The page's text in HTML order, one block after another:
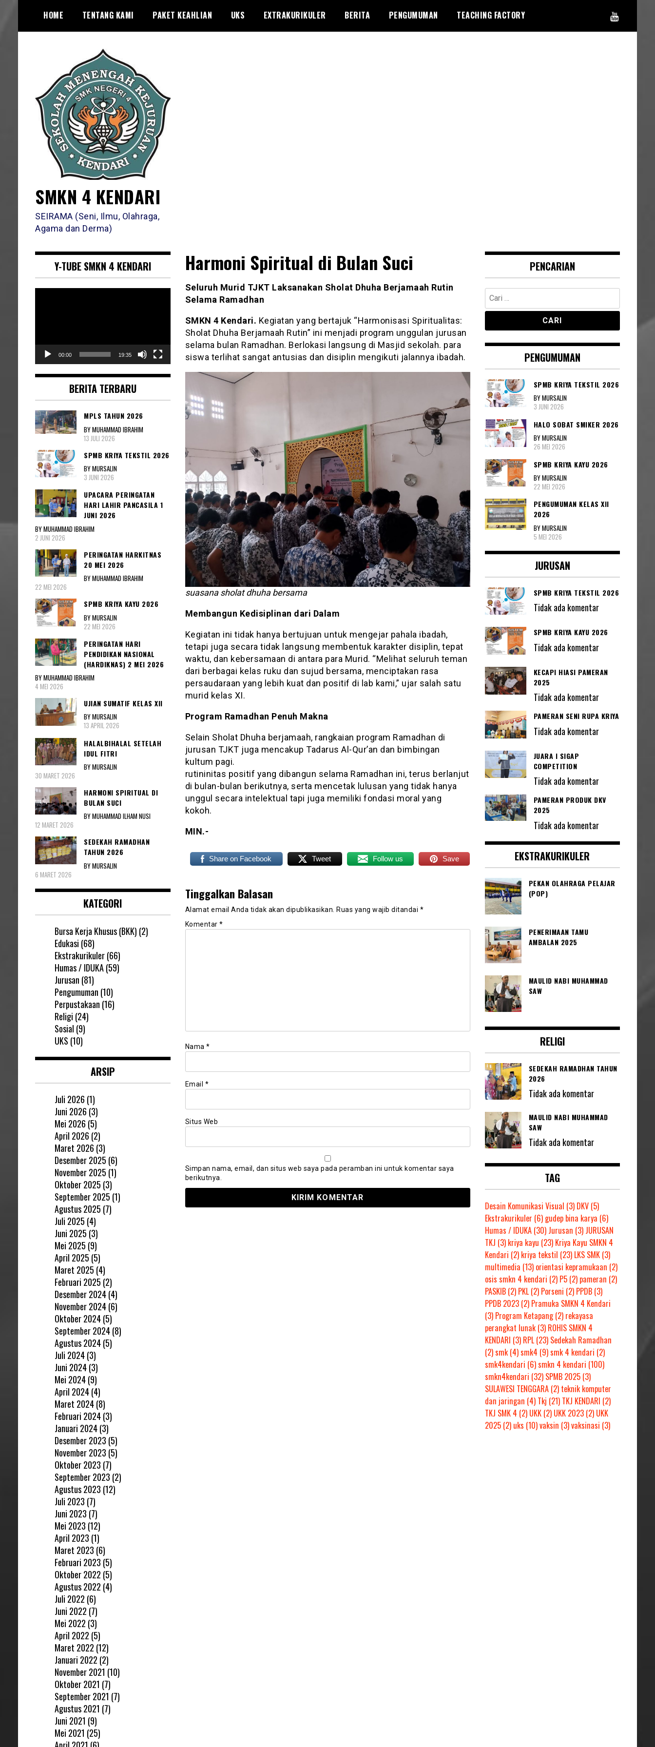
content
HOME TENTANG KAMI PAKET KEAHLIAN UKS EXTRAKURIKULER BERITA PENGUMUMAN TEACHING FACTORY
SMKN 4 KENDARI
SEIRAMA (Seni, Ilmu, Olahraga,
Agama dan Derma)
Harmoni Spiritual di Bulan Suci
Seluruh Murid TJKT Laksanakan Sholat Dhuha Berjamaah Rutin
Selama Ramadhan
SMKN 4 Kendari. Kegiatan yang bertajuk “Harmonisasi Spiritualitas:
Sholat Dhuha Berjamaah Rutin” ini menjadi program unggulan jurusan
selama bulan Ramadhan. Berlokasi langsung di Masjid sekolah. para
siswa terlihat sangat antusias dan disiplin mengikuti jalannya ibadah.
suasana sholat dhuha bersama
Membangun Kedisiplinan dari Dalam
Kegiatan ini tidak hanya bertujuan untuk mengejar pahala ibadah,
tetapi juga secara tidak langsung membentuk karakter disiplin, tepat
waktu, dan kebersamaan di antara para Murid. “Melihat seluruh teman
dari berbagai kelas ruku dan sujud bersama, menciptakan rasa
persaudaraan yang lebih kuat dan positif di lab kami,” ujar salah satu
murid kelas XI.
Program Ramadhan Penuh Makna
Selain Sholat Dhuha berjamaah, rangkaian program Ramadhan di
jurusan TJKT juga mencakup Tadarus Al-Qur’an dan bimbingan
kultum pagi.
rutininitas positif yang dibangun selama Ramadhan ini, terus berlanjut
di bulan-bulan berikutnya, serta mencetak lulusan yang tidak hanya
unggul secara intelektual tapi juga memiliki fondasi moral yang
kokoh.
MIN.-
Share on Facebook Tweet Follow us Save
Tinggalkan Balasan
Alamat email Anda tidak akan dipublikasikan. Ruas yang wajib ditandai *
Komentar *
Nama *
Email *
Situs Web
Simpan nama, email, dan situs web saya pada peramban ini untuk komentar saya
berikutnya.
Y-TUBE SMKN 4 KENDARI
00:00 19:35
BERITA TERBARU
MPLS TAHUN 2026
BY MUHAMMAD IBRAHIM
13 JULI 2026
SPMB KRIYA TEKSTIL 2026
BY MURSALIN
3 JUNI 2026
UPACARA PERINGATAN
HARI LAHIR PANCASILA 1
JUNI 2026
BY MUHAMMAD IBRAHIM
2 JUNI 2026
PERINGATAN HARKITNAS
20 MEI 2026
BY MUHAMMAD IBRAHIM
22 MEI 2026
SPMB KRIYA KAYU 2026
BY MURSALIN
22 MEI 2026
PERINGATAN HARI
PENDIDIKAN NASIONAL
(HARDIKNAS) 2 MEI 2026
BY MUHAMMAD IBRAHIM
4 MEI 2026
UJIAN SUMATIF KELAS XII
BY MURSALIN
13 APRIL 2026
HALALBIHALAL SETELAH
IDUL FITRI
BY MURSALIN
30 MARET 2026
HARMONI SPIRITUAL DI
BULAN SUCI
BY MUHAMMAD ILHAM NUSI
12 MARET 2026
SEDEKAH RAMADHAN
TAHUN 2026
BY MURSALIN
6 MARET 2026
KATEGORI
Bursa Kerja Khusus (BKK) (2)
Edukasi (68)
Ekstrakurikuler(66)
Humas / IDUKA(59)
Jurusan (81)
Pengumuman (10)
Perpustakaan (16)
Religi (24)
Sosial (9)
UKS (10)
ARSIP
Juli 2026 (1)
Juni 2026 (3)
Mei 2026 (5)
April 2026 (2)
Maret 2026 (3)
Desember 2025 (6)
November 2025 (1)
Oktober 2025 (3)
September 2025 (1)
Agustus 2025 (7)
Juli 2025 (4)
Juni 2025 (3)
Mei 2025 (9)
April 2025 (5)
Maret 2025 (4)
Februari 2025 (2)
Desember 2024(4)
November 2024(6)
Oktober 2024(5)
September 2024(8)
Agustus 2024(5)
Juli 2024(3)
Juni 2024(3)
Mei 2024(9)
April 2024(4)
Maret 2024(8)
Februari 2024(3)
Januari 2024(3)
Desember 2023 (5)
November 2023 (5)
Oktober 2023 (7)
September 2023 (2)
Agustus 2023 (12)
Juli 2023 (7)
Juni 2023 (7)
Mei 2023 (12)
April 2023 (1)
Maret 2023 (6)
Februari 2023 (5)
Oktober 2022 (5)
Agustus 2022 (4)
Juli 2022 (6)
Juni 2022 (7)
Mei 2022 (3)
April 2022 (5)
Maret 2022 (12)
Januari 2022 (2)
November 2021 (10)
Oktober 2021 (7)
September 2021 (7)
Agustus 2021 (7)
Juni 2021 (9)
Mei 2021 (25)
PENCARIAN
Cari
untuk:
PENGUMUMAN
SPMB KRIYA TEKSTIL 2026
BY MURSALIN
3 JUNI 2026
HALO SOBAT SMIKER 2026
BY MURSALIN
26 MEI 2026
SPMB KRIYA KAYU 2026
BY MURSALIN
22 MEI 2026
PENGUMUMAN KELAS XII
2026
BY MURSALIN
5 MEI 2026
JURUSAN
SPMB KRIYA TEKSTIL 2026
Tidak ada komentar
SPMB KRIYA KAYU 2026
Tidak ada komentar
KECAPI HIASI PAMERAN
2025
Tidak ada komentar
PAMERAN SENI RUPA KRIYA
Tidak ada komentar
JUARA I SIGAP
COMPETITION
Tidak ada komentar
PAMERAN PRODUK DKV
2025
Tidak ada komentar
EKSTRAKURIKULER
PEKAN OLAHRAGA PELAJAR
(POP)
PENERIMAAN TAMU
AMBALAN 2025
MAULID NABI MUHAMMAD
SAW
RELIGI
SEDEKAH RAMADHAN TAHUN
2026
Tidak ada komentar
MAULID NABI MUHAMMAD
SAW
Tidak ada komentar
TAG
Desain Komunikasi Visual (3) DKV(5)
Ekstrakurikuler (6) gudep bina karya (6)
Humas / IDUKA(30) Jurusan (3) JURUSAN
TKJ (3) kriya kayu (23) Kriya Kayu SMKN 4
Kendari (2) kriya tekstil (23) LKS SMK(3)
multimedia (13) orientasi kepramukaan (2)
osis smkn 4 kendari (2) P5(2) pameran (2)
PASKIB(2) PKL(2) Porseni (2) PPDB(3)
PPDB 2023(2) Pramuka SMKN 4 Kendari
(3) Program Ketapang(2) rekayasa
perangkat lunak(3) ROHIS SMKN 4
KENDARI (3) RPL(23) Sedekah Ramadhan
(2)smk(4)smk4 (9)smk 4 kendari (2)
smk4kendari (6)smkn 4 kendari (100)
smkn4kendari (32) SPMB 2025(3)
SULAWESI TENGGARA(2) teknik komputer
dan jaringan (4) Tkj (21) TKJ KENDARI (2)
TKJ SMK 4 (2) UKK(2) UKK 2023(2) UKK
2025(2) uks (10)vaksin (3)vaksinasi (3)